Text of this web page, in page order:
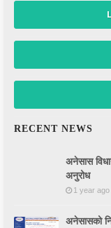
RECENT NEWS
अनेसास
अनुरोध
1 year ago
अनेसासको